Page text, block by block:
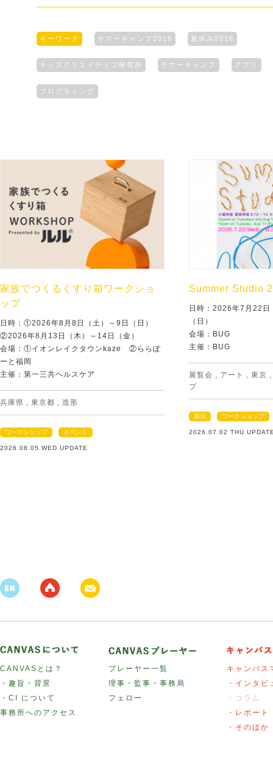
キーワード サマーキャンプ2016 夏休み2016
キッズクリエイティブ研究所 サマーキャンプ アプリ
プログラミング
家族でつくるくすり箱ワークショ
ップ
日時：①2026年8月8日（土）～9日（日）
②2026年8月13日（木）～14日（金）
会場：①イオンレイクタウンkaze ②ららぽ
ーと福岡
主催：第一三共ヘルスケア
兵庫県 , 東京都 , 造形
ワークショップ イベント
2026.08.05 WED UPDATE
Summer Studio
日時：2026年7月22
（日）
会場：BUG
主催：BUG
展覧会 , アート , 東京
プ
展示 ワークショップ
2026.07.02 THU
CANVASとは？
・趣旨・背景
・CI について
事務所へのアクセス
プレーヤー一覧
理事・監事・事務局
フェロー
キャンバス
・インタビ
・コラム
・レポート
・そのほか